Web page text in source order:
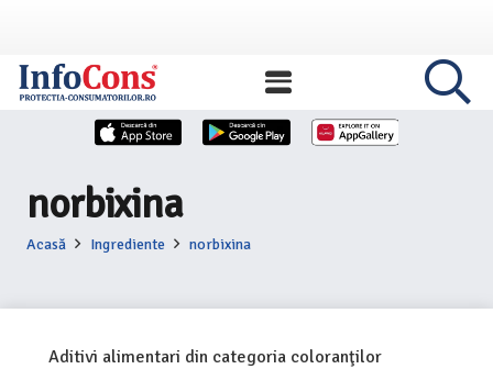
norbixina
Acasă Ingrediente norbixina
Aditivi alimentari din categoria coloranţilor